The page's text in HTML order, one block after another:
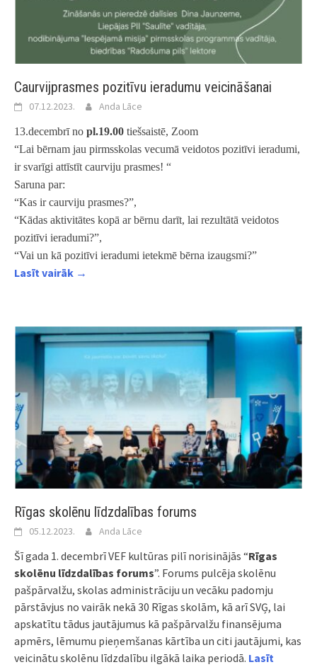
Caurvijprasmes pozitīvu ieradumu veicināšanai
07.12.2023. Anda Lāce
13.decembrī no pl.19.00 tiešsaistē, Zoom
“Lai bērnam jau pirmsskolas vecumā veidotos pozitīvi ieradumi,
ir svarīgi attīstīt caurviju prasmes! “
Saruna par:
“Kas ir caurviju prasmes?”,
“Kādas aktivitātes kopā ar bērnu darīt, lai rezultātā veidotos
pozitīvi ieradumi?”,
“Vai un kā pozitīvi ieradumi ietekmē bērna izaugsmi?”
Lasīt vairāk →
Rīgas skolēnu līdzdalības forums
05.12.2023. Anda Lāce
Šī gada 1. decembrī VEF kultūras pilī norisinājās “Rīgas
skolēnu līdzdalības forums”. Forums pulcēja skolēnu
pašpārvalžu, skolas administrāciju un vecāku padomju
pārstāvjus no vairāk nekā 30 Rīgas skolām, kā arī SVĢ, lai
apskatītu tādus jautājumus kā pašpārvalžu finansējuma
apmērs, lēmumu pieņemšanas kārtība un citi jautājumi, kas
veicinātu skolēnu līdzdalību ilgākā laika periodā. Lasīt